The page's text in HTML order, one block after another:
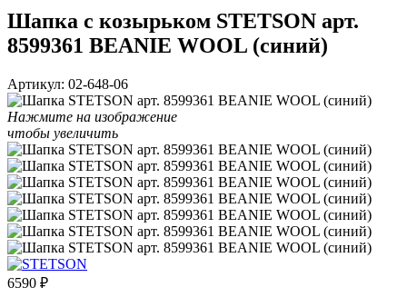
Шапка с козырьком STETSON арт.
8599361 BEANIE WOOL (синий)
Артикул: 02-648-06
Нажмите на изображение
чтобы увеличить
6590 ₽